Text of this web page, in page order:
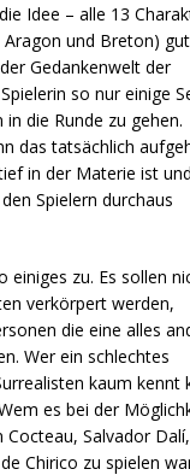
Idee – alle 13
Aragon und Breton) gut
Gedankenwelt der
so nur einige
die Runde zu gehen.
das tatsächlich
in der Materie ist
Spielern durchaus
einiges zu. Es sollen
verkörpert werden,
die eine alles
Wer ein schlechtes
kaum kennt
es bei der
Cocteau, Salvador Dalí,
Chirico zu spielen